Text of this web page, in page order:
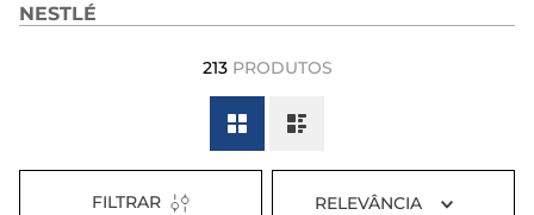
3º
generico
dipirona
NESTLÉ
213 PRODUTOS
FILTRAR RELEVÂNCIA